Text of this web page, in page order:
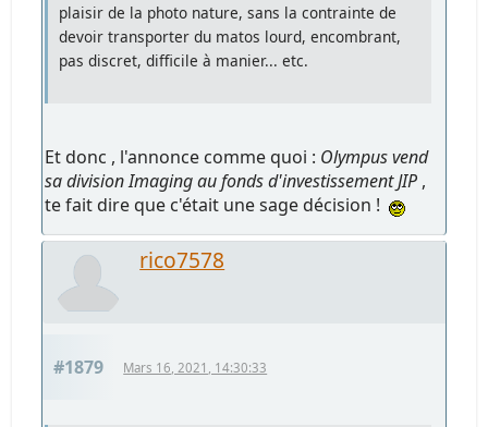
plaisir de la photo nature, sans la contrainte de
devoir transporter du matos lourd, encombrant,
pas discret, difficile à manier... etc.
Et donc , l'annonce comme quoi : Olympus vend
sa division Imaging au fonds d'investissement JIP ,
te fait dire que c'était une sage décision !
rico7578
#1879 Mars 16, 2021, 14:30:33